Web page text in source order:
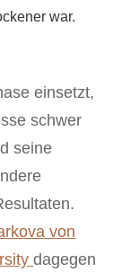
war.
einsetzt,
schwer
seine
von
dagegen